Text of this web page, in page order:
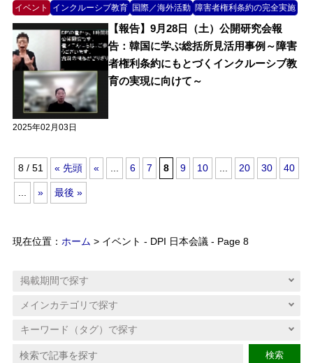
イベント インクルーシブ教育 国際／海外活動 障害者権利条約の完全実施
2025年02月03日
【報告】9月28日（土）公開研究会報
告：韓国に学ぶ総括所見活用事例～障害
者権利条約にもとづくインクルーシブ教
育の実現に向けて～
8 / 51 « 先頭 « ... 6 7 8 9 10 ... 20 30 40
... » 最後 »
現在位置： ホーム > イベント - DPI 日本会議 - Page 8
検索